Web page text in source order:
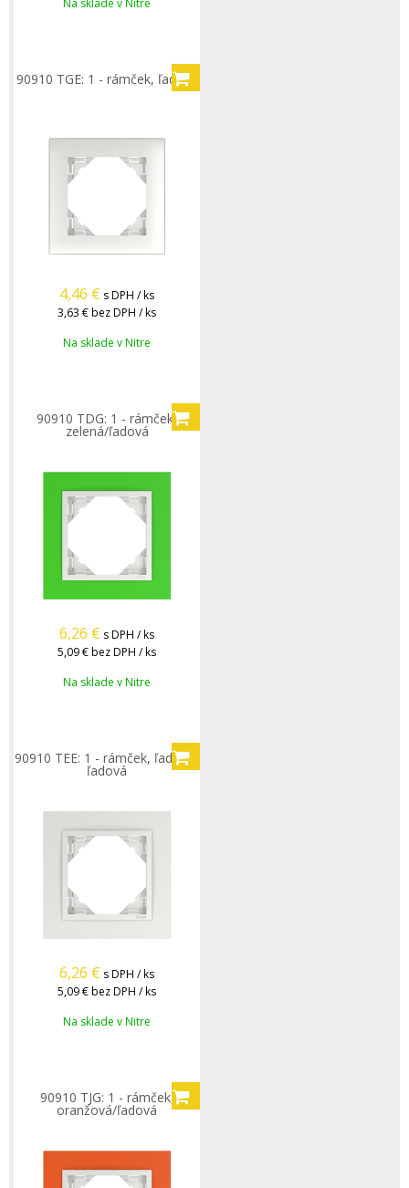
Na sklade v Nitre
90910 TGE: 1 - rámček, ľadová
4,46 € s DPH / ks
3,63 €bez DPH / ks
Na sklade v Nitre
90910 TDG: 1 - rámček,
zelená/ľadová
6,26 € s DPH / ks
5,09 €bez DPH / ks
Na sklade v Nitre
90910 TEE: 1 - rámček, ľadová/
ľadová
6,26 € s DPH / ks
5,09 €bez DPH / ks
Na sklade v Nitre
90910 TJG: 1 - rámček,
oranžová/ľadová